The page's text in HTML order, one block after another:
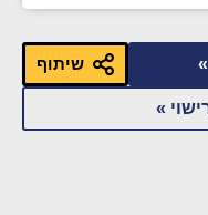
»
שיתוף